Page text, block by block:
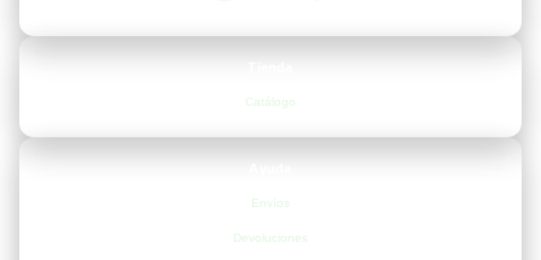
Catálogo
Envíos
Devoluciones